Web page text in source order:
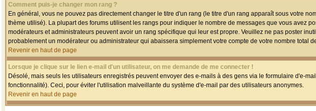
Comment puis-je changer mon rang ?
En général, vous ne pouvez pas directement changer le titre d'un rang (le titre d'un rang apparaît sous votre
thème utilisé). La plupart des forums utilisent les rangs pour indiquer le nombre de messages que vous avez
modérateurs et administrateurs peuvent avoir un rang spécifique qui leur est propre. Veuillez ne pas poster
probablement un modérateur ou administrateur qui abaissera simplement votre compte de votre nombre total
Revenir en haut de page
Lorsque je clique sur le lien e-mail d'un utilisateur, on me demande de me connecter !
Désolé, mais seuls les utilisateurs enregistrés peuvent envoyer des e-mails à des gens via le formulaire d'e-
fonctionnalité). Ceci, pour éviter l'utilisation malveillante du système d'e-mail par des utilisateurs anonymes.
Revenir en haut de page